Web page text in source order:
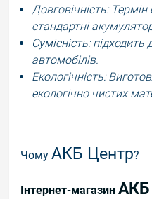
Довговічність:
стандартні
Сумісність:
автомобілів.
Екологічність:
екологічно чистих
Чому АКБ Центр?
Інтернет-магазин АКБ